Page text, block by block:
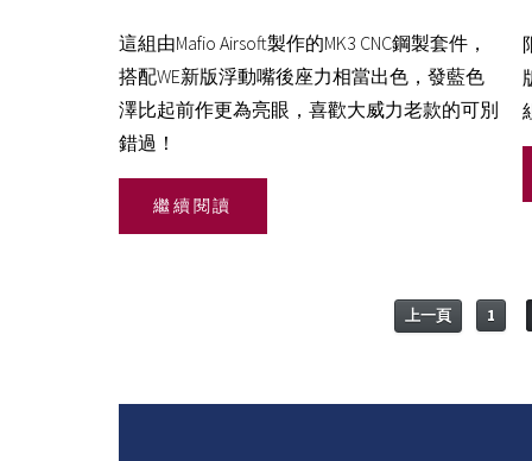
這組由Mafio Airsoft製作的MK3 CNC鋼製套件，
搭配WE新版浮動嘴後座力相當出色，發藍色
澤比起前作更為亮眼，喜歡大威力老款的可別
錯過！
繼續閱讀
上一頁 1